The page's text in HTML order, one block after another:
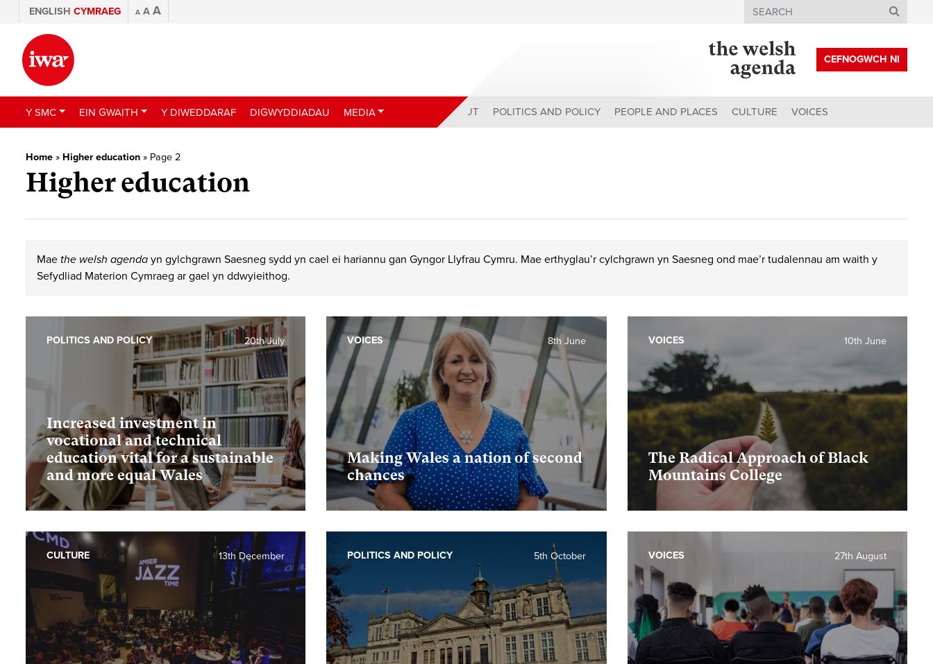
ENGLISH CYMRAEG A A A Search
CEFNOGWCH NI
Y SMC EIN GWAITH Y DIWEDDARAF DIGWYDDIADAU MEDIA ABOUT POLITICS AND POLICY PEOPLE AND PLACES CULTURE VOICES
Home » Higher education » Page 2
Higher education
Mae the welsh agenda yn gylchgrawn Saesneg sydd yn cael ei hariannu gan Gyngor Llyfrau Cymru. Mae erthyglau’r cylchgrawn yn Saesneg ond mae’r tudalennau am waith y
Sefydliad Materion Cymraeg ar gael yn ddwyieithog.
Increased investment in
vocational and technical
education vital for a sustainable
and more equal Wales
20th July
POLITICS AND POLICY
Making Wales a nation of second
chances
8th June
VOICES
The Radical Approach of Black
Mountains College
10th June
VOICES
13th December
CULTURE 5th October
POLITICS AND POLICY 27th August
VOICES